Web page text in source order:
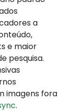
a
e maior
pesquisa.
imagens fora
.